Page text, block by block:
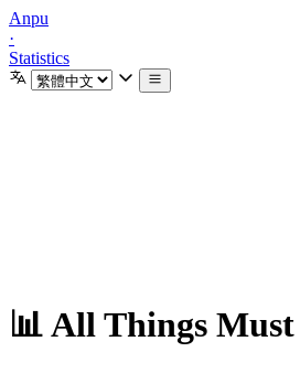
Anpu
·
Statistics
📊 All Things Must